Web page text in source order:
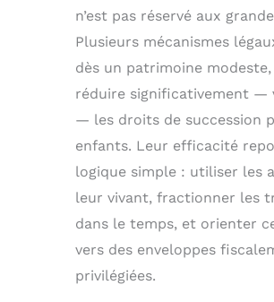
n’est pas réservé aux
Plusieurs mécanismes
dès un patrimoine
réduire significativement —
— les droits de succession
enfants. Leur efficacité
logique simple : utiliser les
leur vivant, fractionner les
dans le temps, et orienter
vers des enveloppes
privilégiées.